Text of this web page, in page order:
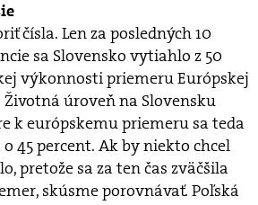
čísla. Len za posledných 10
sa Slovensko vytiahlo z 50
výkonnosti priemeru Európskej
Životná úroveň na Slovensku
k európskemu priemeru sa teda
45 percent. Ak by niekto chcel
pretože sa za ten čas zväčšila
skúsme porovnávať. Poľská